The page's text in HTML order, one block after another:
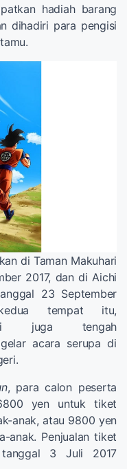
hadiah barang
dihadiri para pengisi
di Taman Makuhari
2017, dan di Aichi
23 September
tempat itu,
juga tengah
acara serupa di
, para calon peserta
yen untuk tiket
anak, atau 9800 yen
anak. Penjualan tiket
3 Juli 2017